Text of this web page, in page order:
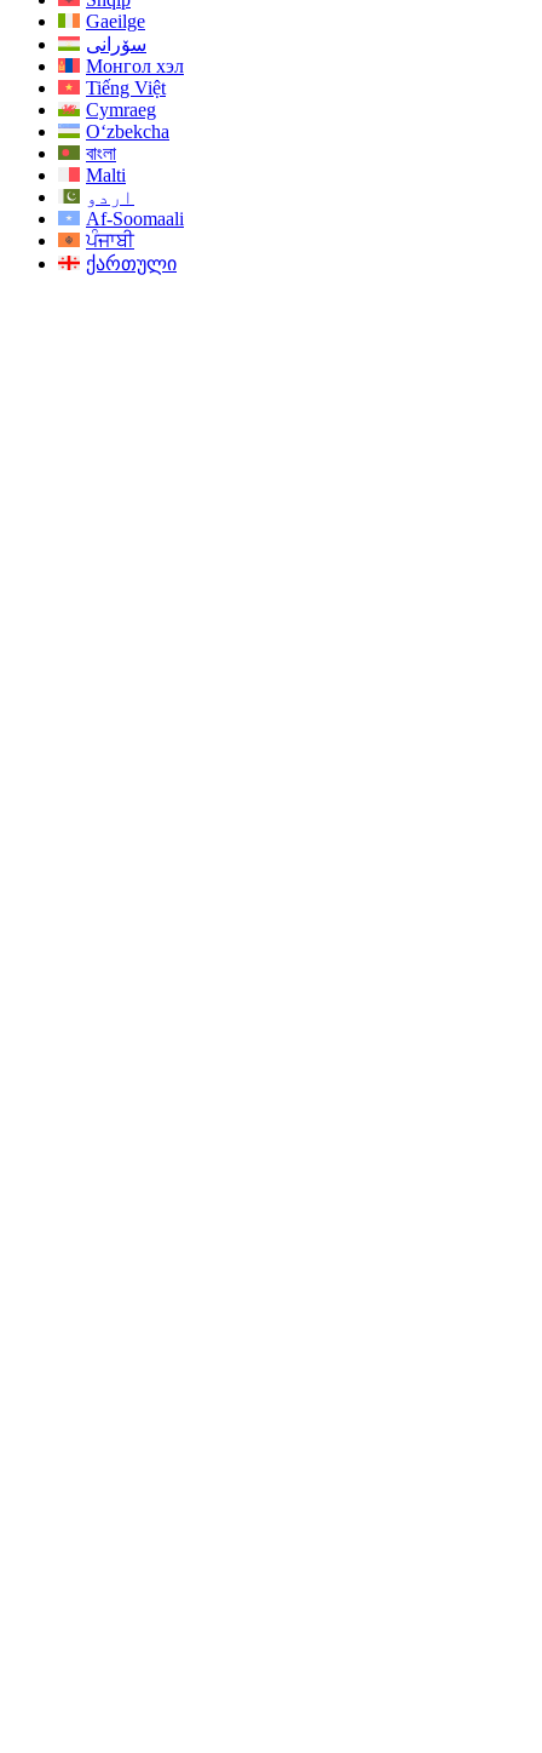
Gaeilge
سۆرانی
Монгол хэл
Tiếng Việt
Cymraeg
O‘zbekcha
বাংলা
Malti
اردو
Af-Soomaali
ਪੰਜਾਬੀ
ქართული